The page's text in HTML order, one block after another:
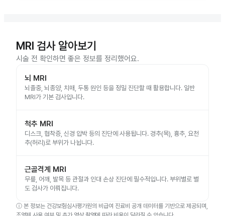
MRI 검사 알아보기
시술 전 확인하면 좋은 정보를 정리했어요.
뇌 MRI
뇌졸중, 뇌종양, 치매, 두통 원인 등을 정밀 진단할 때 활용합니다. 일반
MRI가 기본 검사입니다.
척추 MRI
디스크, 협착증, 신경 압박 등의 진단에 사용됩니다. 경추(목), 흉추, 요천
추(허리)로 부위가 나뉩니다.
근골격계 MRI
무릎, 어깨, 발목 등 관절과 인대 손상 진단에 필수적입니다. 부위별로 별
도 검사가 이뤄집니다.
ⓘ 본 정보는 건강보험심사평가원의 비급여 진료비 공개 데이터를 기반으로 제공되며,